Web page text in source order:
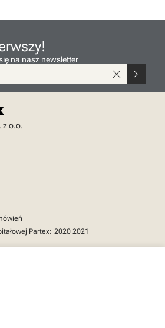
na nasz newsletter
close chevron_right
z o.o.
Partex: 2020 2021